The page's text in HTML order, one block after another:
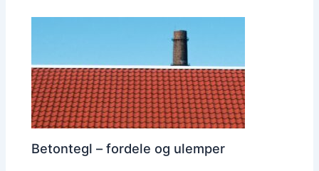
Betontegl – fordele og ulemper